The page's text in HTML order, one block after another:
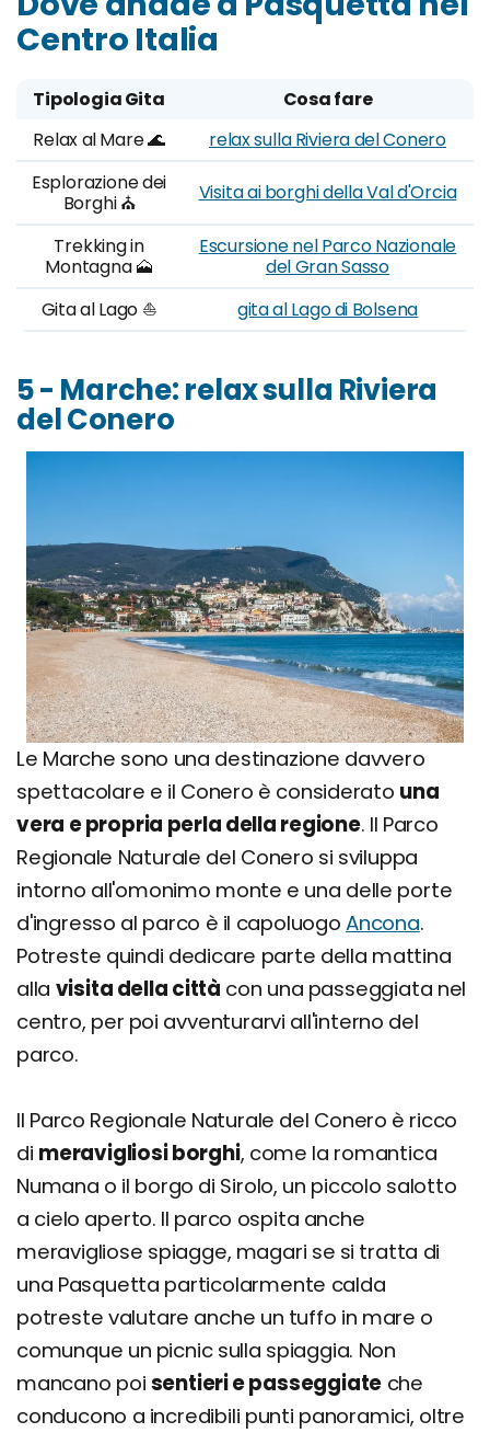
Centro Italia
Tipologia Gita
Cosa fare
Relax al Mare 🌊
relax sulla Riviera del Conero
Esplorazione dei
Borghi ⛪
Visita ai borghi della Val d'Orcia
Trekking in
Montagna 🗻
Escursione nel Parco Nazionale
del Gran Sasso
Gita al Lago ⛵
gita al Lago di Bolsena
5 - Marche: relax sulla Riviera
del Conero
Le Marche sono una destinazione davvero
spettacolare e il Conero è considerato una
vera e propria perla della regione. Il Parco
Regionale Naturale del Conero si sviluppa
intorno all'omonimo monte e una delle porte
d'ingresso al parco è il capoluogo Ancona.
Potreste quindi dedicare parte della mattina
alla visita della città con una passeggiata nel
centro, per poi avventurarvi all'interno del
parco.
Il Parco Regionale Naturale del Conero è ricco
di meravigliosi borghi, come la romantica
Numana o il borgo di Sirolo, un piccolo salotto
a cielo aperto. Il parco ospita anche
meravigliose spiagge, magari se si tratta di
una Pasquetta particolarmente calda
potreste valutare anche un tuffo in mare o
comunque un picnic sulla spiaggia. Non
mancano poi sentieri e passeggiate che
conducono a incredibili punti panoramici, oltre